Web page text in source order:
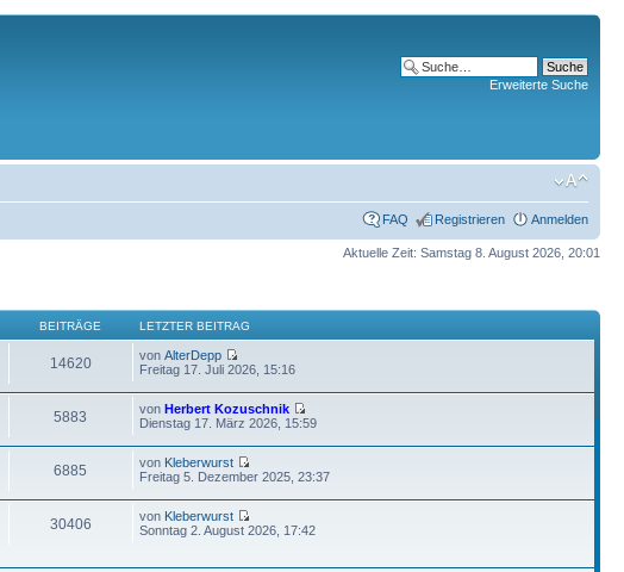
Erweiterte Suche
FAQ Registrieren Anmelden
Aktuelle Zeit: Samstag 8. August 2026, 20:01
BEITRÄGE LETZTER BEITRAG
14620 vonAlterDepp
Freitag 17. Juli 2026, 15:16
5883 vonHerbert Kozuschnik
Dienstag 17. März 2026, 15:59
6885 von Kleberwurst
Freitag 5. Dezember 2025, 23:37
30406 von Kleberwurst
Sonntag 2. August 2026, 17:42